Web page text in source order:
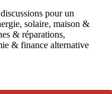
pour un
solaire, maison &
& réparations,
& finance alternative